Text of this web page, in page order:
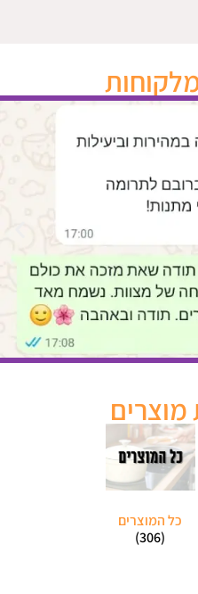
מוצרים
כל המוצרים
(306)